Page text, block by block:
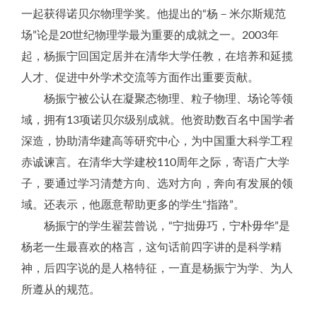
一起获得诺贝尔物理学奖。他提出的“杨－米尔斯规范
场”论是20世纪物理学最为重要的成就之一。2003年
起，杨振宁回国定居并在清华大学任教，在培养和延揽
人才、促进中外学术交流等方面作出重要贡献。
杨振宁被公认在凝聚态物理、粒子物理、场论等领
域，拥有13项诺贝尔级别成就。他资助数百名中国学者
深造，协助清华建高等研究中心，为中国重大科学工程
赤诚谏言。在清华大学建校110周年之际，寄语广大学
子，要通过学习清楚方向、选对方向，奔向有发展的领
域。还表示，他愿意帮助更多的学生“指路”。
杨振宁的学生翟芸曾说，“宁拙毋巧，宁朴毋华”是
杨老一生最喜欢的格言，这句话前四字讲的是科学精
神，后四字说的是人格特征，一直是杨振宁为学、为人
所遵从的规范。